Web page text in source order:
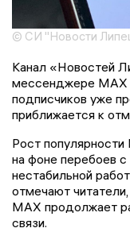
© СИ "Новости
Канал «Новостей
мессенджере MAX
подписчиков уже
приближается к
Рост
на фоне перебоев
нестабильной
отмечают
MAX продолжает
связи.